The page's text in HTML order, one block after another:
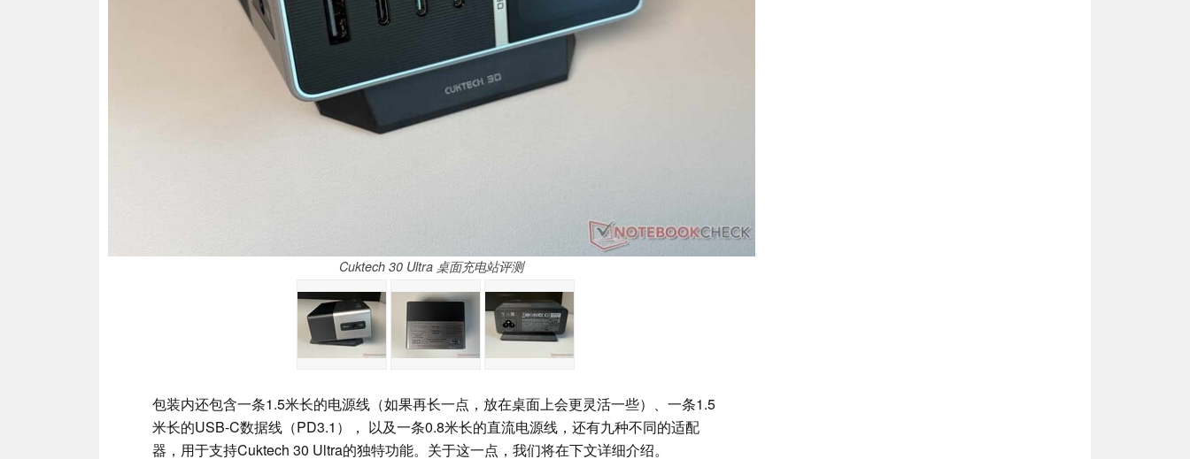
Cuktech 30 Ultra 桌面充电站评测
包装内还包含一条1.5米长的电源线（如果再长一点，放在桌面上会更灵活一些）、一条1.5
米长的USB-C数据线（PD3.1）， 以及一条0.8米长的直流电源线，还有九种不同的适配
器，用于支持Cuktech 30 Ultra的独特功能。关于这一点，我们将在下文详细介绍。